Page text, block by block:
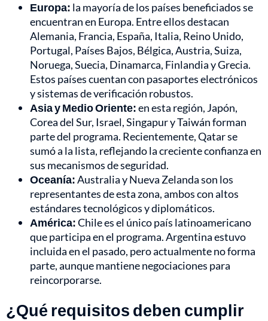
Europa: la mayoría de los países beneficiados se
encuentran en Europa. Entre ellos destacan
Alemania, Francia, España, Italia, Reino Unido,
Portugal, Países Bajos, Bélgica, Austria, Suiza,
Noruega, Suecia, Dinamarca, Finlandia y Grecia.
Estos países cuentan con pasaportes electrónicos
y sistemas de verificación robustos.
Asia y Medio Oriente:en esta región, Japón,
Corea del Sur, Israel, Singapur y Taiwán forman
parte del programa. Recientemente, Qatar se
sumó a la lista, reflejando la creciente confianza en
sus mecanismos de seguridad.
Oceanía:Australia y Nueva Zelanda son los
representantes de esta zona, ambos con altos
estándares tecnológicos y diplomáticos.
América:Chile es el único país latinoamericano
que participa en el programa. Argentina estuvo
incluida en el pasado, pero actualmente no forma
parte, aunque mantiene negociaciones para
reincorporarse.
¿Qué requisitos deben cumplir